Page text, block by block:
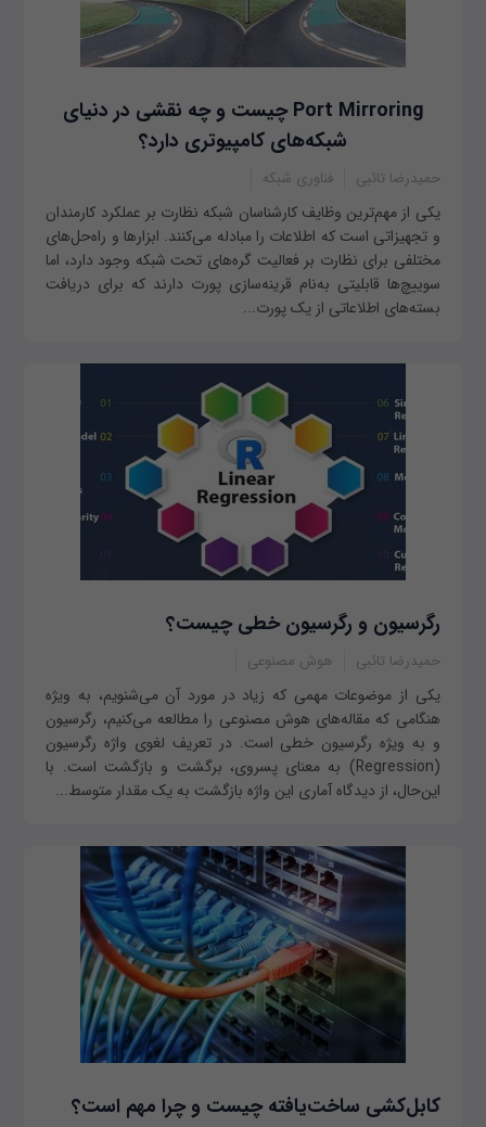
Port Mirroring چیست و چه نقشی در دنیای
شبکه‌های کامپیوتری دارد؟
حمیدرضا تائبی فناوری شبکه
یکی از مهم‌ترین وظایف کارشناسان شبکه نظارت بر عملکرد کارمندان
و تجهیزاتی است که اطلاعات را مبادله می‌کنند. ابزارها و راه‌حل‌های
مختلفی برای نظارت بر فعالیت گره‌های تحت شبکه وجود دارد، اما
سوییچ‌ها قابلیتی به‌نام قرینه‌سازی پورت دارند که برای دریافت
بسته‌های اطلاعاتی از یک پورت...
رگرسیون و رگرسیون خطی چیست؟
حمیدرضا تائبی هوش مصنوعی
یکی از موضوعات مهمی که زیاد در مورد آن می‌شنویم، به ویژه
هنگامی که مقاله‌های هوش مصنوعی را مطالعه می‌کنیم، رگرسیون
و به ویژه رگرسیون خطی است. در تعریف لغوی واژه رگرسیون
(Regression) به معنای پسروی، برگشت و بازگشت است. با
این‌حال، از دیدگاه آماری این واژه بازگشت به یک مقدار متوسط...
کابل‌کشی ساخت‌یافته چیست و چرا مهم است؟